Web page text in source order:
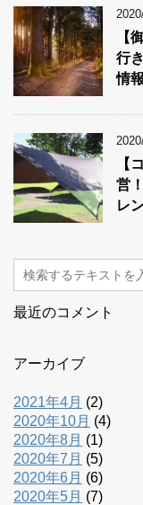
【
行
情
【
営
レ
最近のコメント
アーカイブ
2021年4月 (2)
2020年10月 (4)
2020年8月 (1)
2020年7月 (5)
2020年6月 (6)
2020年5月 (7)